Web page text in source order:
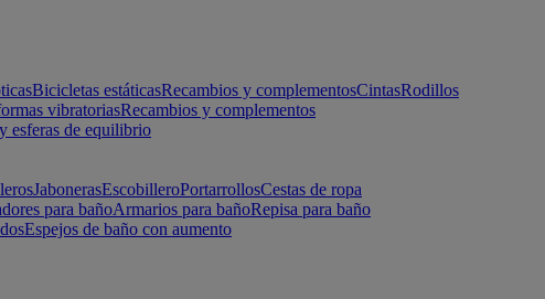
Bicicletas estáticasRecambios y complementosCintasRodillos
vibratoriasRecambios y complementos
esferas de equilibrio
JabonerasEscobilleroPortarrollosCestas de ropa
para bañoArmarios para bañoRepisa para baño
Espejos de baño con aumento